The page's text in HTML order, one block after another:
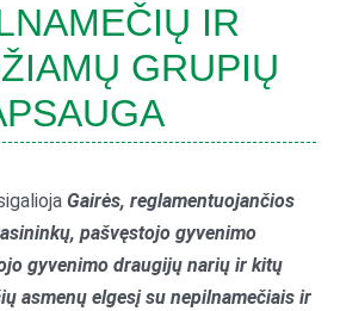
IR
GRUPIŲ
Gairės, reglamentuojančios
pašvęstojo gyvenimo
gyvenimo draugijų narių ir kitų
asmenų elgesį su nepilnamečiais ir